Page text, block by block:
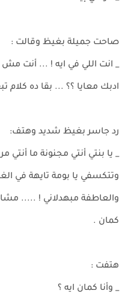
صاحت جميلة بغيظ وقالت :
_ انت اللي في ايه ! ... أنت
ادبك معايا ؟؟ ... بقا ده كلام
رد جاسر بغيظ شديد وهتف:
_ يا بنتي أنتي مجنونة ما أنتي
وتتكسفي يا بومة تايهة في
والعاطفة مبهدلاني ! .....
كمان .
هتفت :
_ وأنا كمان ايه ؟